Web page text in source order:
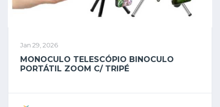
Jan 29, 2026
MONOCULO TELESCÓPIO BINOCULO
PORTÁTIL ZOOM C/ TRIPÉ